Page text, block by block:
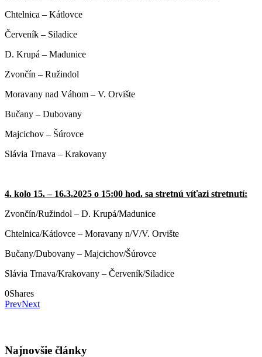
Chtelnica – Kátlovce
Červeník – Siladice
D. Krupá – Madunice
Zvončín – Ružindol
Moravany nad Váhom – V. Orvište
Bučany – Dubovany
Majcichov – Šúrovce
Slávia Trnava – Krakovany
4. kolo 15. – 16.3.2025 o 15:00 hod. sa stretnú víťazi stretnutí:
Zvončín/Ružindol – D. Krupá/Madunice
Chtelnica/Kátlovce – Moravany n/V/V. Orvište
Bučany/Dubovany – Majcichov/Šúrovce
Slávia Trnava/Krakovany – Červeník/Siladice
0Shares
PrevNext
Najnovšie články